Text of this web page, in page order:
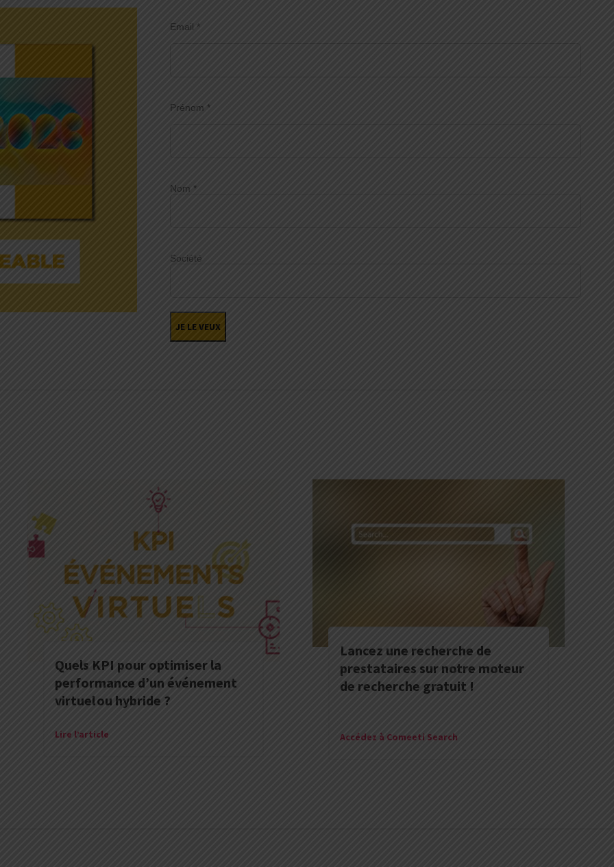
Email *
Prénom *
Nom *
Société
Quels KPI pour optimiser la
performance d’un événement
virtuel ou hybride ?
Lire l’article
Lancez une recherche de
prestataires sur notre moteur
de recherche gratuit !
Accédez à Comeeti Search